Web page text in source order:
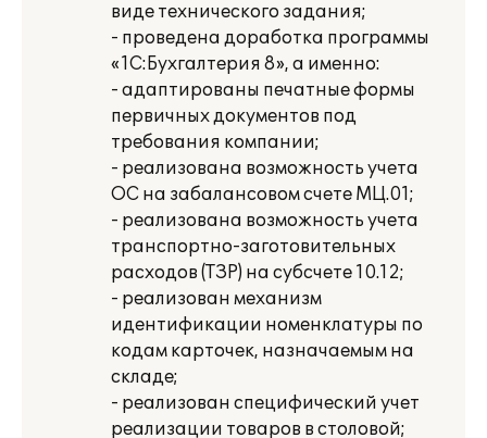
виде технического задания;
- проведена доработка программы
«1С:Бухгалтерия 8», а именно:
- адаптированы печатные формы
первичных документов под
требования компании;
- реализована возможность учета
ОС на забалансовом счете МЦ.01;
- реализована возможность учета
транспортно-заготовительных
расходов (ТЗР) на субсчете 10.12;
- реализован механизм
идентификации номенклатуры по
кодам карточек, назначаемым на
складе;
- реализован специфический учет
реализации товаров в столовой;